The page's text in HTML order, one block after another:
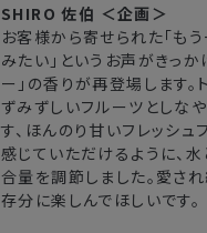
SHIRO 佐伯 ＜企画＞
お客様から寄せられた「も
みたい」というお声がきっか
ー」の香りが再登場します。
ずみずしいフルーツとしな
す、ほんのり甘いフレッシュ
感じていただけるように、
合量を調節しました。愛され
存分に楽しんでほしいです。